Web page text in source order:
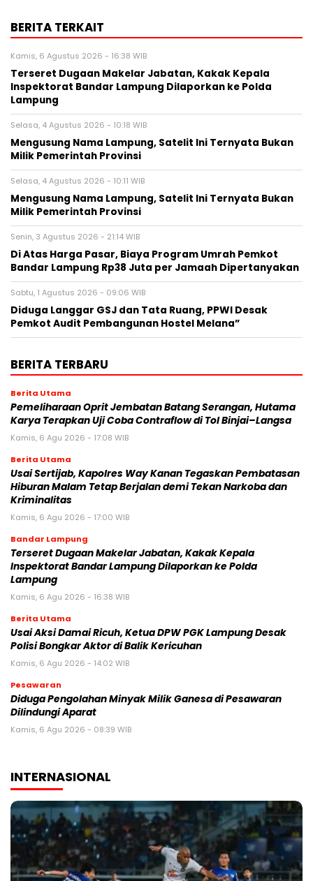
BERITA TERKAIT
Kamis, 6 Agustus 2026 - 16:38 WIB
Terseret Dugaan Makelar Jabatan, Kakak Kepala
Inspektorat Bandar Lampung Dilaporkan ke Polda
Lampung
Selasa, 4 Agustus 2026 - 10:18 WIB
Mengusung Nama Lampung, Satelit Ini Ternyata Bukan
Milik Pemerintah Provinsi
Selasa, 4 Agustus 2026 - 10:11 WIB
Mengusung Nama Lampung, Satelit Ini Ternyata Bukan
Milik Pemerintah Provinsi
Senin, 3 Agustus 2026 - 21:14 WIB
Di Atas Harga Pasar, Biaya Program Umrah Pemkot
Bandar Lampung Rp38 Juta per Jamaah Dipertanyakan
Sabtu, 1 Agustus 2026 - 09:06 WIB
Diduga Langgar GSJ dan Tata Ruang, PPWI Desak
Pemkot Audit Pembangunan Hostel Melana”
BERITA TERBARU
Berita Utama
Pemeliharaan Oprit Jembatan Batang Serangan, Hutama
Karya Terapkan Uji Coba Contraflow di Tol Binjai–Langsa
Kamis, 6 Agu 2026 - 17:08 WIB
Berita Utama
Usai Sertijab, Kapolres Way Kanan Tegaskan Pembatasan
Hiburan Malam Tetap Berjalan demi Tekan Narkoba dan
Kriminalitas
Kamis, 6 Agu 2026 - 17:00 WIB
Bandar Lampung
Terseret Dugaan Makelar Jabatan, Kakak Kepala
Inspektorat Bandar Lampung Dilaporkan ke Polda
Lampung
Kamis, 6 Agu 2026 - 16:38 WIB
Berita Utama
Usai Aksi Damai Ricuh, Ketua DPW PGK Lampung Desak
Polisi Bongkar Aktor di Balik Kericuhan
Kamis, 6 Agu 2026 - 14:02 WIB
Pesawaran
Diduga Pengolahan Minyak Milik Ganesa di Pesawaran
Dilindungi Aparat
Kamis, 6 Agu 2026 - 08:39 WIB
INTERNASIONAL